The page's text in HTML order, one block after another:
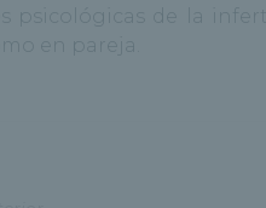
psicológicas de la
en pareja.